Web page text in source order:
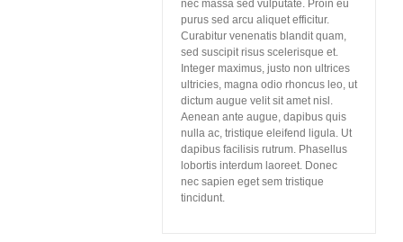
Lid Worden
nec massa sed vulputate. Proin eu
purus sed arcu aliquet efficitur.
Curabitur venenatis blandit quam,
sed suscipit risus scelerisque et.
Integer maximus, justo non ultrices
ultricies, magna odio rhoncus leo, ut
dictum augue velit sit amet nisl.
Aenean ante augue, dapibus quis
nulla ac, tristique eleifend ligula. Ut
dapibus facilisis rutrum. Phasellus
lobortis interdum laoreet. Donec
nec sapien eget sem tristique
tincidunt.